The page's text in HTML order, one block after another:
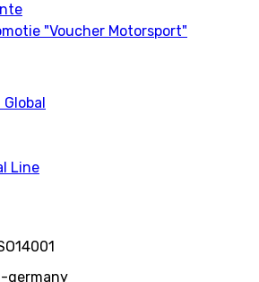
"Voucher Motorsport"
Line